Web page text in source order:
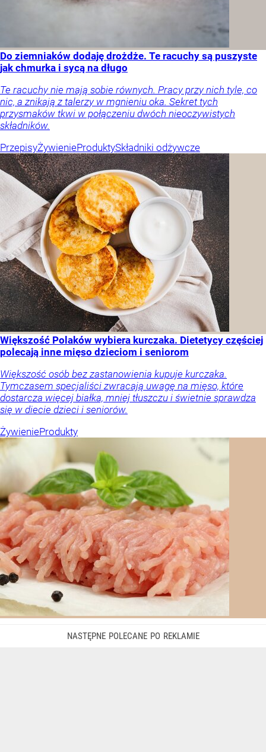
Do ziemniaków dodaję drożdże. Te racuchy są puszyste
jak chmurka i sycą na długo
Te racuchy nie mają sobie równych. Pracy przy nich tyle, co
nic, a znikają z talerzy w mgnieniu oka. Sekret tych
przysmaków tkwi w połączeniu dwóch nieoczywistych
składników.
PrzepisyŻywienieProduktySkładniki odżywcze
Większość Polaków wybiera kurczaka. Dietetycy częściej
polecają inne mięso dzieciom i seniorom
Większość osób bez zastanowienia kupuje kurczaka.
Tymczasem specjaliści zwracają uwagę na mięso, które
dostarcza więcej białka, mniej tłuszczu i świetnie sprawdza
się w diecie dzieci i seniorów.
ŻywienieProdukty